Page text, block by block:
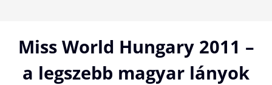
contentMiss World Hungary 2011 –
a legszebb magyar lányok